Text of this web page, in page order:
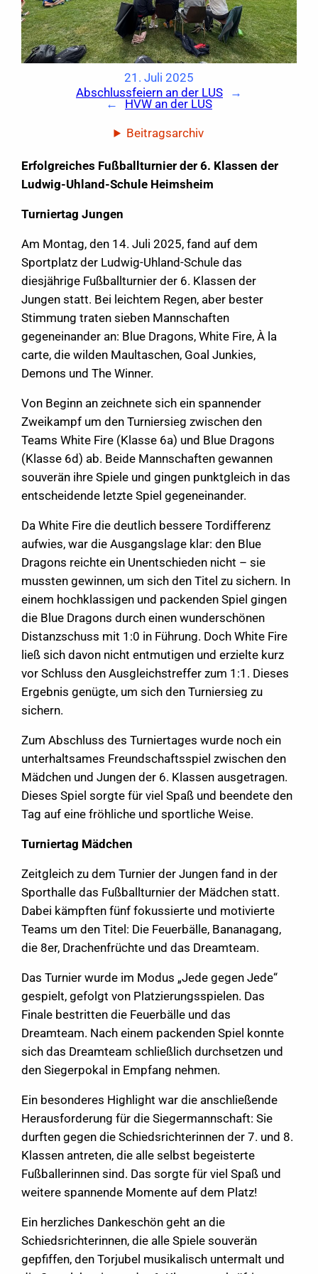
21. Juli 2025
Abschlussfeiern an der LUS
→
←
HVW an der LUS
Beitragsarchiv
Erfolgreiches Fußballturnier der 6. Klassen der
Ludwig-Uhland-Schule Heimsheim
Turniertag Jungen
Am Montag, den 14. Juli 2025, fand auf dem
Sportplatz der Ludwig-Uhland-Schule das
diesjährige Fußballturnier der 6. Klassen der
Jungen statt. Bei leichtem Regen, aber bester
Stimmung traten sieben Mannschaften
gegeneinander an: Blue Dragons, White Fire, À la
carte, die wilden Maultaschen, Goal Junkies,
Demons und The Winner.
Von Beginn an zeichnete sich ein spannender
Zweikampf um den Turniersieg zwischen den
Teams White Fire (Klasse 6a) und Blue Dragons
(Klasse 6d) ab. Beide Mannschaften gewannen
souverän ihre Spiele und gingen punktgleich in das
entscheidende letzte Spiel gegeneinander.
Da White Fire die deutlich bessere Tordifferenz
aufwies, war die Ausgangslage klar: den Blue
Dragons reichte ein Unentschieden nicht – sie
mussten gewinnen, um sich den Titel zu sichern. In
einem hochklassigen und packenden Spiel gingen
die Blue Dragons durch einen wunderschönen
Distanzschuss mit 1:0 in Führung. Doch White Fire
ließ sich davon nicht entmutigen und erzielte kurz
vor Schluss den Ausgleichstreffer zum 1:1. Dieses
Ergebnis genügte, um sich den Turniersieg zu
sichern.
Zum Abschluss des Turniertages wurde noch ein
unterhaltsames Freundschaftsspiel zwischen den
Mädchen und Jungen der 6. Klassen ausgetragen.
Dieses Spiel sorgte für viel Spaß und beendete den
Tag auf eine fröhliche und sportliche Weise.
Turniertag Mädchen
Zeitgleich zu dem Turnier der Jungen fand in der
Sporthalle das Fußballturnier der Mädchen statt.
Dabei kämpften fünf fokussierte und motivierte
Teams um den Titel: Die Feuerbälle, Bananagang,
die 8er, Drachenfrüchte und das Dreamteam.
Das Turnier wurde im Modus „Jede gegen Jede“
gespielt, gefolgt von Platzierungsspielen. Das
Finale bestritten die Feuerbälle und das
Dreamteam. Nach einem packenden Spiel konnte
sich das Dreamteam schließlich durchsetzen und
den Siegerpokal in Empfang nehmen.
Ein besonderes Highlight war die anschließende
Herausforderung für die Siegermannschaft: Sie
durften gegen die Schiedsrichterinnen der 7. und 8.
Klassen antreten, die alle selbst begeisterte
Fußballerinnen sind. Das sorgte für viel Spaß und
weitere spannende Momente auf dem Platz!
Ein herzliches Dankeschön geht an die
Schiedsrichterinnen, die alle Spiele souverän
gepfiffen, den Torjubel musikalisch untermalt und